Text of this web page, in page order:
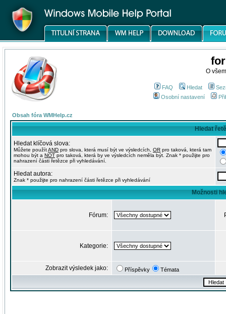
O
FAQ Hledat
Osobní nastavení
Obsah fóra WMHelp.cz
Hledat
Hledat klíčová slova:
Můžete použítAND pro slova, která musí být ve výsledcích, OR pro taková, která tam
mohou být a NOT pro taková, která by ve výsledcích neměla být. Znak * použijte pro
nahrazení části řetězce při vyhledávání.
Hledat autora:
Znak * použijte pro nahrazení části řetězce při vyhledávání
Možnosti
Fórum:
Kategorie:
Zobrazit výsledek jako: Příspěvky Témata